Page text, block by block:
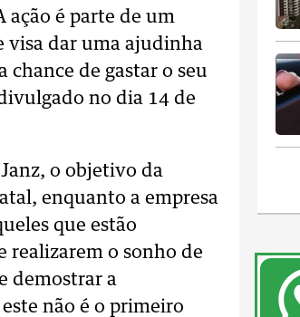
ação é parte de um
visa dar uma ajudinha
chance de gastar o seu
no dia 14 de
o objetivo da
enquanto a empresa
que estão
realizarem o sonho de
demostrar a
não é o primeiro